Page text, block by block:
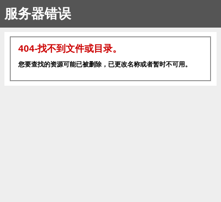
服务器错误
404-找不到文件或目录。
您要查找的资源可能已被删除，已更改名称或者暂时不可用。